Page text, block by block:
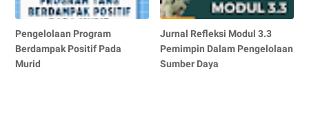
Pengelolaan Program
Berdampak Positif Pada
Murid
Jurnal Refleksi Modul 3.3
Pemimpin Dalam Pengelolaan
Sumber Daya